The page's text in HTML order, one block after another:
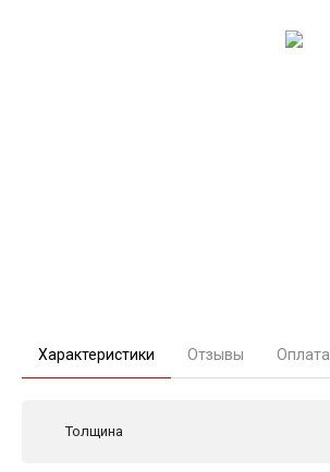
Характеристики Отзывы Оплата
Толщина